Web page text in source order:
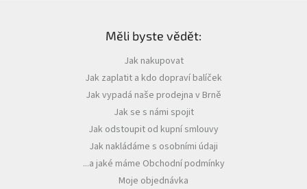
Měli byste vědět:
Jak nakupovat
Jak zaplatit a kdo dopraví balíček
Jak vypadá naše prodejna v Brně
Jak se s námi spojit
Jak odstoupit od kupní smlouvy
Jak nakládáme s osobními údaji
...a jaké máme Obchodní podmínky
Moje objednávka